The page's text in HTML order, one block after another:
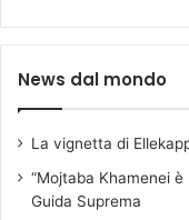
News dal mondo
La vignetta di
“Mojtaba Khamenei
Guida Suprema